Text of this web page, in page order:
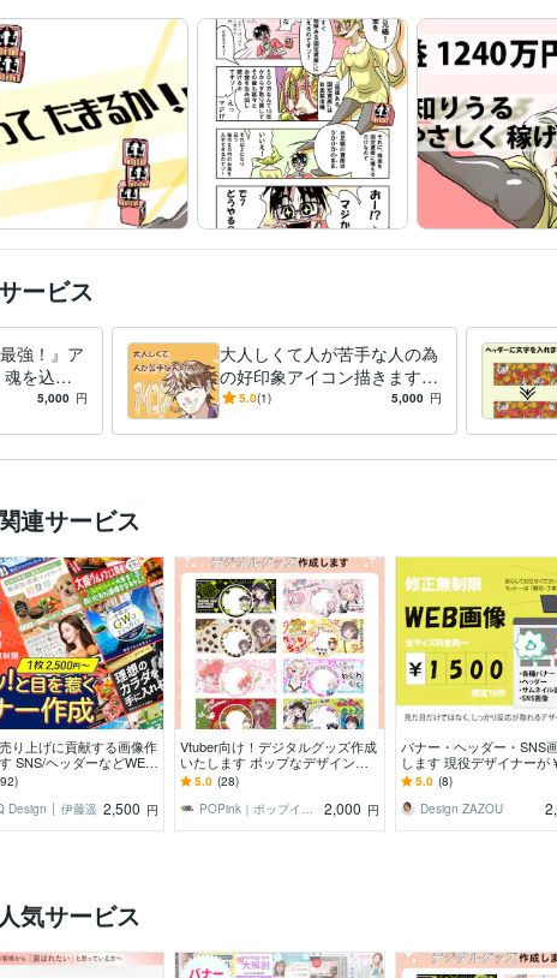
ービス
強！』ア
を込め
っていた
5,000 円
大人しくて人が苦手な人の為
の好印象アイコン描きます
みんな『あなたと友達になり
5.0(1) 5,000 円
連サービス
り上げに貢献する画像作
SNS/ヘッダーなどWEB
お任せください
Design │ 伊藤遥 2,500 円
Vtuber向け！デジタルグッズ作成
いたします ポップなデザインを
中心に様々なテイストで作成しま
す
5.0 (28)
2,000 円
バナー・ヘッダー・SNS
します 現役デザイナーが
で制作します
5.0 (8)
Design ZAZOU
気サービス